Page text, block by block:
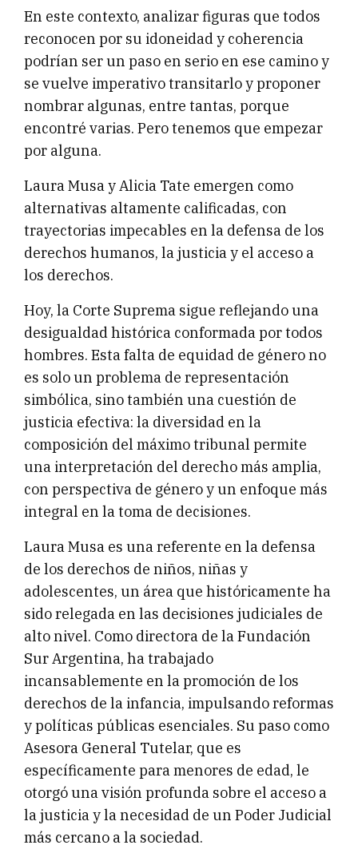
En este contexto, analizar figuras que todos
reconocen por su idoneidad y coherencia
podrían ser un paso en serio en ese camino y
se vuelve imperativo transitarlo y proponer
nombrar algunas, entre tantas, porque
encontré varias. Pero tenemos que empezar
por alguna.
Laura Musa y Alicia Tate emergen como
alternativas altamente calificadas, con
trayectorias impecables en la defensa de los
derechos humanos, la justicia y el acceso a
los derechos.
Hoy, la Corte Suprema sigue reflejando una
desigualdad histórica conformada por todos
hombres. Esta falta de equidad de género no
es solo un problema de representación
simbólica, sino también una cuestión de
justicia efectiva: la diversidad en la
composición del máximo tribunal permite
una interpretación del derecho más amplia,
con perspectiva de género y un enfoque más
integral en la toma de decisiones.
Laura Musa es una referente en la defensa
de los derechos de niños, niñas y
adolescentes, un área que históricamente ha
sido relegada en las decisiones judiciales de
alto nivel. Como directora de la Fundación
Sur Argentina, ha trabajado
incansablemente en la promoción de los
derechos de la infancia, impulsando reformas
y políticas públicas esenciales. Su paso como
Asesora General Tutelar, que es
específicamente para menores de edad, le
otorgó una visión profunda sobre el acceso a
la justicia y la necesidad de un Poder Judicial
más cercano a la sociedad.